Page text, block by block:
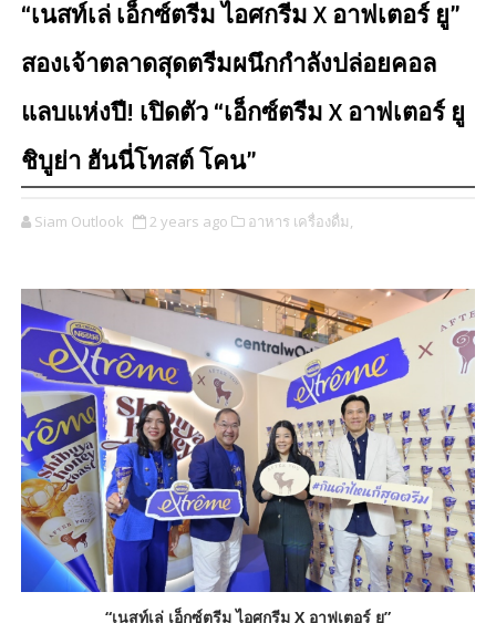
“เนสท์เล่ เอ็กซ์ตรีม ไอศกรีม X อาฟเตอร์ ยู”
สองเจ้าตลาดสุดตรีมผนึกกำลังปล่อยคอล
แลบแห่งปี! เปิดตัว “เอ็กซ์ตรีม X อาฟเตอร์ ยู
ชิบูย่า ฮันนี่โทสต์ โคน”
Siam Outlook 2 years ago อาหาร เครื่องดื่ม,
“เนสท์เล่ เอ็กซ์ตรีม ไอศกรีม X อาฟเตอร์ ยู”